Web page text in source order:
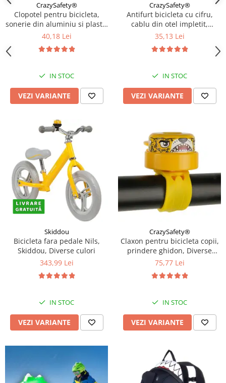
CrazySafety®
Clopotel pentru bicicleta,
sonerie din aluminiu si plastic
rezistent, Diverse culori
40,18 Lei
IN STOC
VEZI VARIANTE
CrazySafety®
Antifurt bicicleta cu cifru,
cablu din otel impletit,
lungime 65 cm, rezistent,
35,13 Lei
IN STOC
VEZI VARIANTE
Skiddou
Bicicleta fara pedale Nils,
Skiddou, Diverse culori
343,99 Lei
IN STOC
VEZI VARIANTE
CrazySafety®
Claxon pentru bicicleta copii,
prindere ghidon, Diverse
modele si culori
75,77 Lei
IN STOC
VEZI VARIANTE